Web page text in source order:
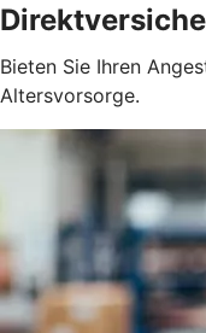
Bieten Sie Ihren
Altersvorsorge.